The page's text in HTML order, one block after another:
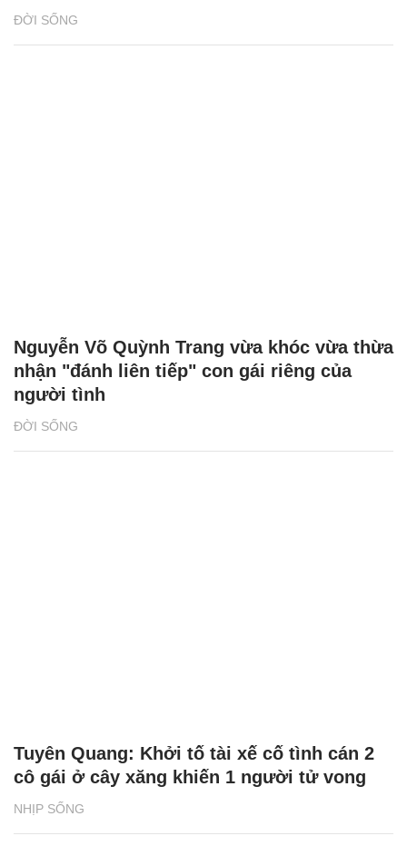
ĐỜI SỐNG
ĐỜI SỐNG
Nguyễn Võ Quỳnh Trang vừa khóc vừa thừa
nhận "đánh liên tiếp" con gái riêng của
người tình
NHỊP SỐNG
Tuyên Quang: Khởi tố tài xế cố tình cán 2
cô gái ở cây xăng khiến 1 người tử vong